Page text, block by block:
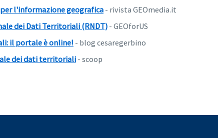
l'informazione geografica- rivista GEOmedia.it
dei Dati Territoriali (RNDT) - GEOforUS
il portale è online! - blog cesaregerbino
dei dati territoriali - scoop